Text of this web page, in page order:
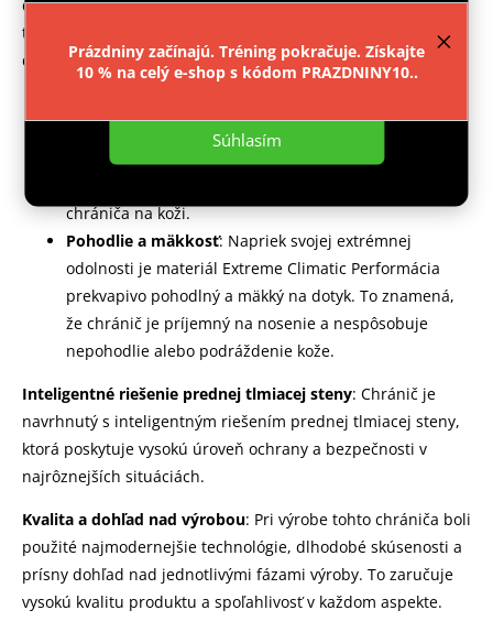
provozu webu neustále zlepšovali jeho funkce,
Nastavenie
Súhlasím
Prázdniny začínajú. Tréning pokračuje. Získajte
10 % na celý e-shop s kódom PRAZDNINY10..
chránič je navrhnutý tak, aby vydržal náročné podmienky
tréningu a zápasov, čo zaisťuje dlhú životnosť produktu. K
ďalším unikátnym vlastnostiam materiálu patria:
odvádzať pot od tela používateľa. To je kľúčové pre
udržanie pohodlia počas tréningu a zápasov, pretože
chrániča na koži.
Pohodlie a mäkkosť: Napriek svojej extrémnej
odolnosti je materiál Extreme Climatic Performácia
prekvapivo pohodlný a mäkký na dotyk. To znamená,
že chránič je príjemný na nosenie a nespôsobuje
nepohodlie alebo podráždenie kože.
Inteligentné riešenie prednej tlmiacej steny: Chránič je
navrhnutý s inteligentným riešením prednej tlmiacej steny,
ktorá poskytuje vysokú úroveň ochrany a bezpečnosti v
najrôznejších situáciách.
Kvalita a dohľad nad výrobou: Pri výrobe tohto chrániča boli
použité najmodernejšie technológie, dlhodobé skúsenosti a
prísny dohľad nad jednotlivými fázami výroby. To zaručuje
vysokú kvalitu produktu a spoľahlivosť v každom aspekte.